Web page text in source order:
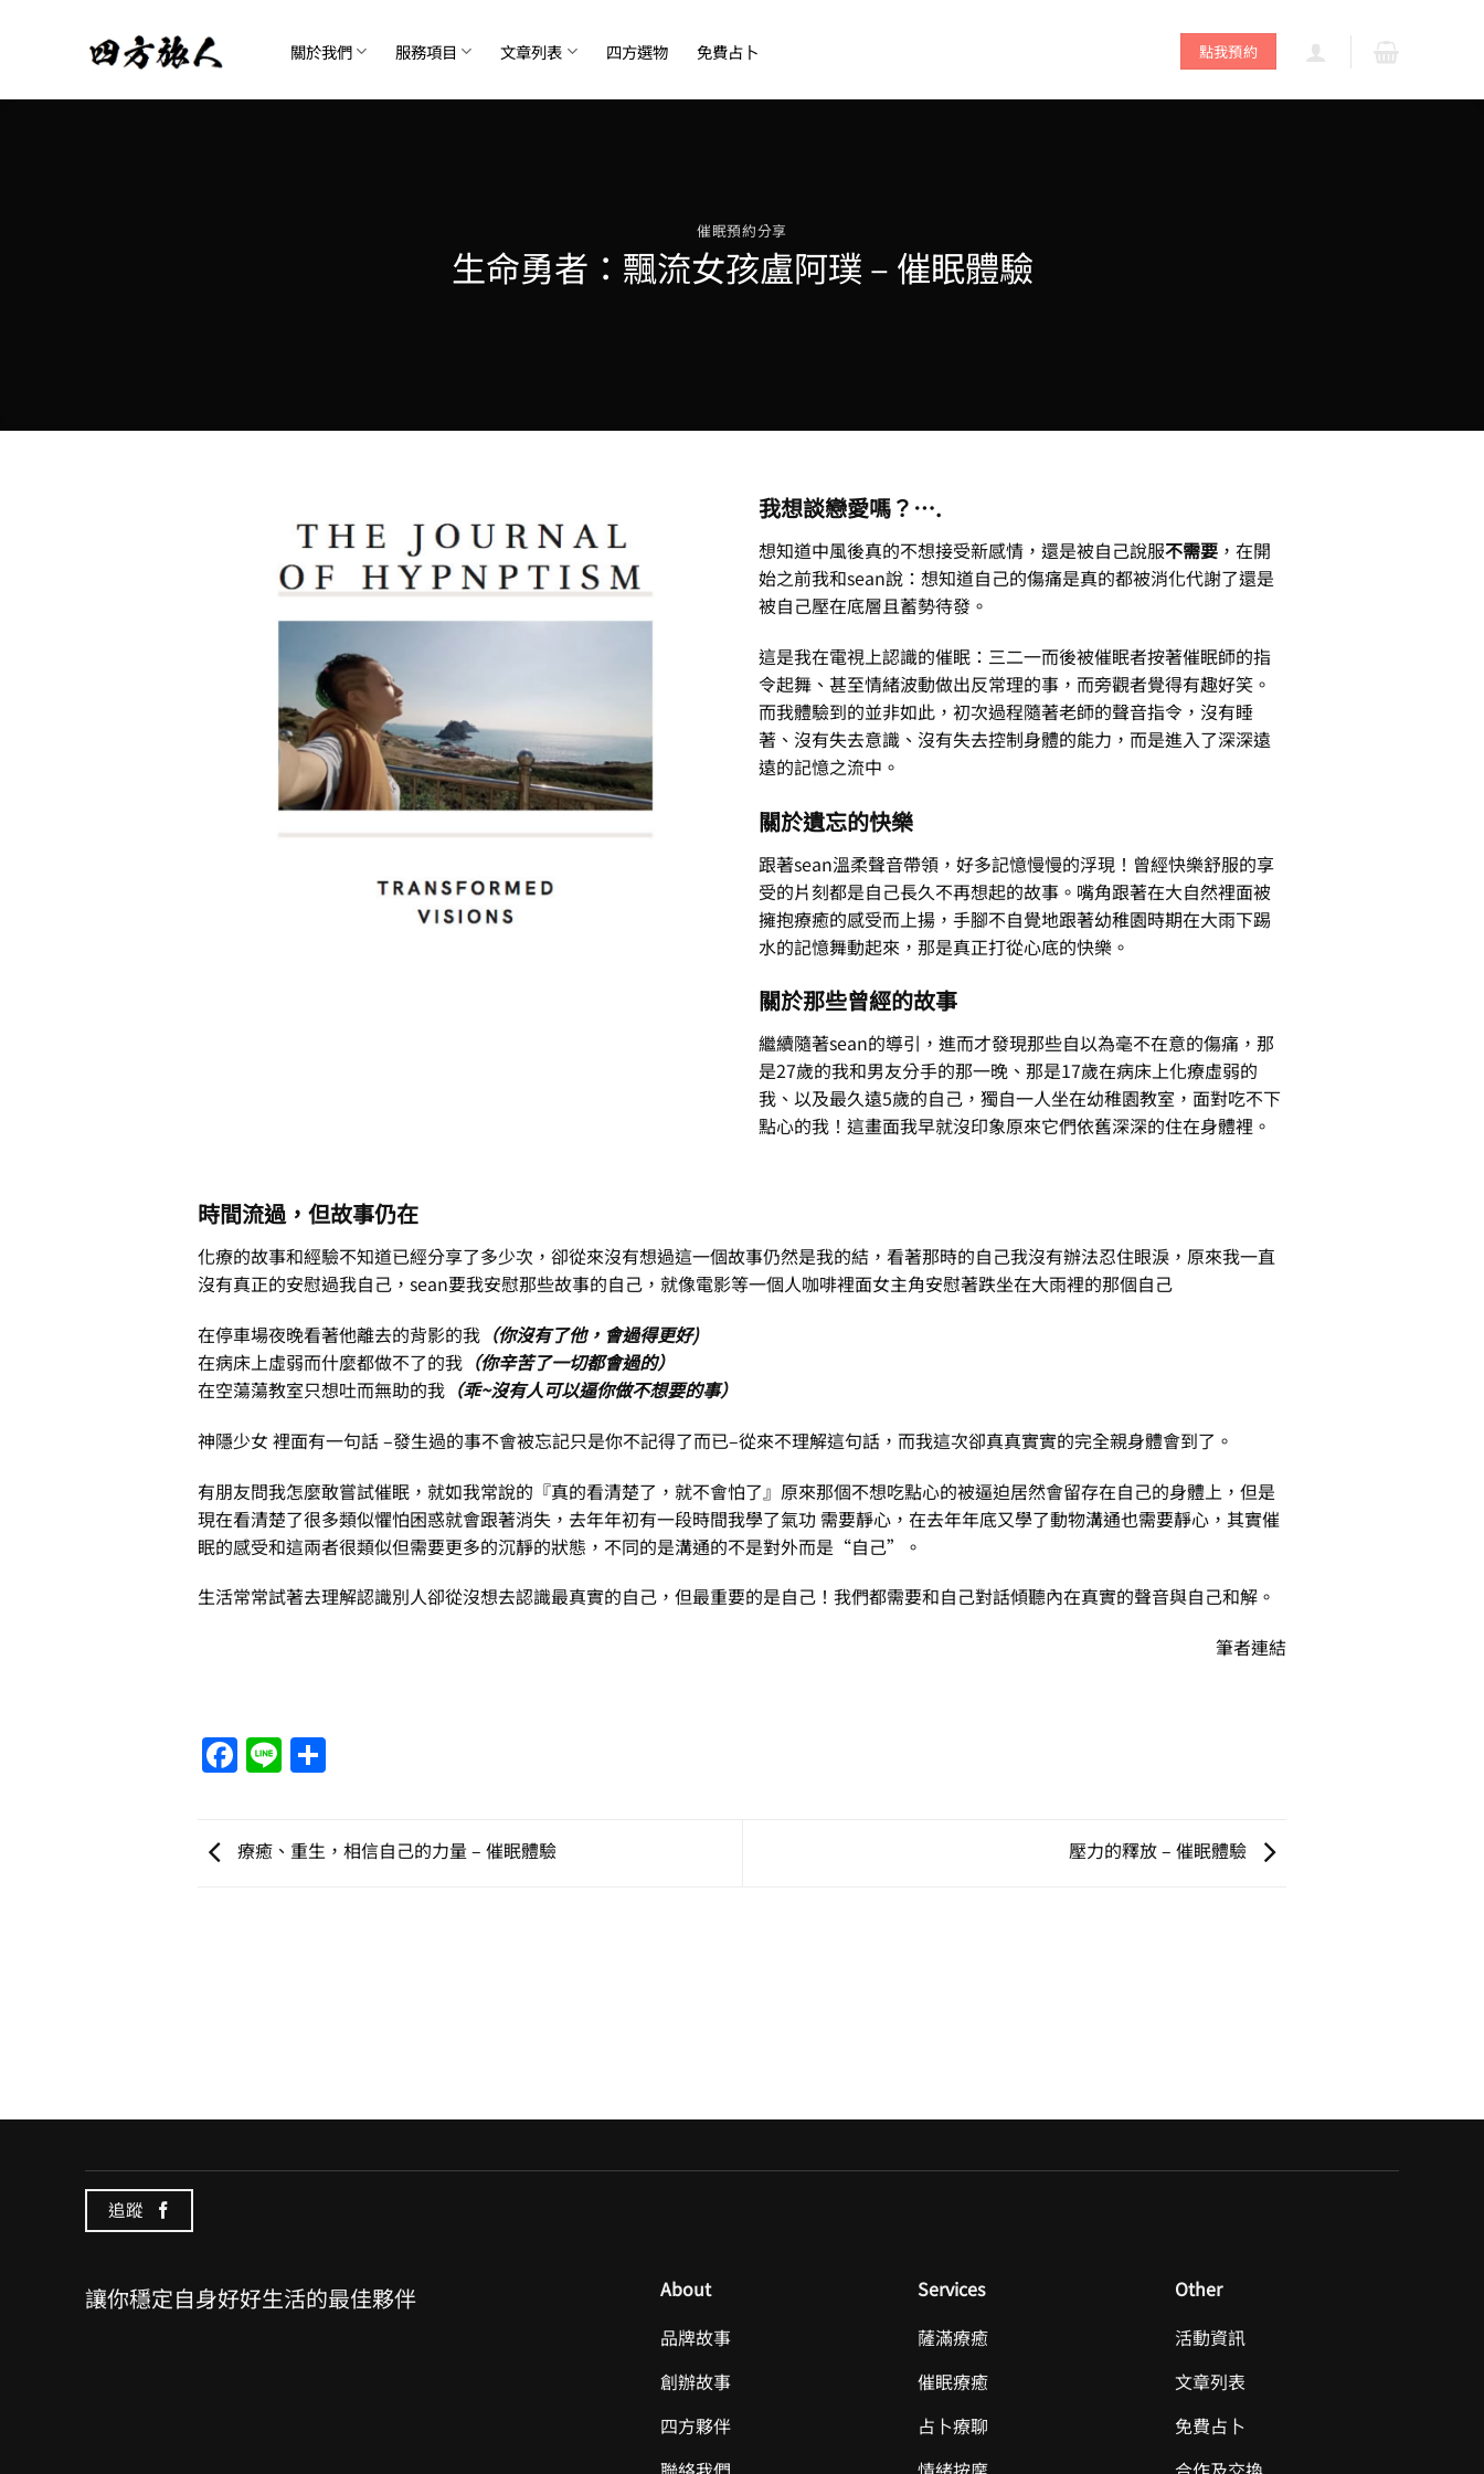
關於我們 服務項目 文章列表 四方選物 免費占卜 點我預約
催眠預約分享
生命勇者：飄流女孩盧阿璞 – 催眠體驗
我想談戀愛嗎？….
想知道中風後真的不想接受新感情，還是被自己說服不需要 ，在開
始之前我和sean說：想知道自己的傷痛是真的都被消化代謝了還是
被自己壓在底層且蓄勢待發。
這是我在電視上認識的催眠：三二一而後被催眠者按著催眠師的指
令起舞、甚至情緒波動做出反常理的事，而旁觀者覺得有趣好笑。
而我體驗到的並非如此，初次過程隨著老師的聲音指令，沒有睡
著、沒有失去意識、沒有失去控制身體的能力，而是進入了深深遠
遠的記憶之流中。
關於遺忘的快樂
跟著sean溫柔聲音帶領，好多記憶慢慢的浮現！曾經快樂舒服的享
受的片刻都是自己長久不再想起的故事。嘴角跟著在大自然裡面被
擁抱療癒的感受而上揚，手腳不自覺地跟著幼稚園時期在大雨下踢
水的記憶舞動起來，那是真正打從心底的快樂。
關於那些曾經的故事
繼續隨著sean的導引，進而才發現那些自以為毫不在意的傷痛，那
是27歲的我和男友分手的那一晚、那是17歲在病床上化療虛弱的
我、以及最久遠5歲的自己，獨自一人坐在幼稚園教室，面對吃不下
點心的我！這畫面我早就沒印象原來它們依舊深深的住在身體裡。
時間流過，但故事仍在
化療的故事和經驗不知道已經分享了多少次，卻從來沒有想過這一個故事仍然是我的結，看著那時的自己我沒有辦法忍住眼淚，原來我一直
沒有真正的安慰過我自己，sean要我安慰那些故事的自己，就像電影等一個人咖啡裡面女主角安慰著跌坐在大雨裡的那個自己
在停車場夜晚看著他離去的背影的我（你沒有了他，會過得更好)
在病床上虛弱而什麼都做不了的我（你辛苦了一切都會過的）
在空蕩蕩教室只想吐而無助的我（乖~沒有人可以逼你做不想要的事）
神隱少女 裡面有一句話 –發生過的事不會被忘記只是你不記得了而已–從來不理解這句話，而我這次卻真真實實的完全親身體會到了。
有朋友問我怎麼敢嘗試催眠，就如我常說的『真的看清楚了，就不會怕了』原來那個不想吃點心的被逼迫居然會留存在自己的身體上，但是
現在看清楚了很多類似懼怕困惑就會跟著消失，去年年初有一段時間我學了氣功 需要靜心，在去年年底又學了動物溝通也需要靜心，其實催
眠的感受和這兩者很類似但需要更多的沉靜的狀態，不同的是溝通的不是對外而是“自己”。
生活常常試著去理解認識別人卻從沒想去認識最真實的自己，但最重要的是自己！我們都需要和自己對話傾聽內在真實的聲音與自己和解。
筆者連結
Facebook
Line分
療癒、重生，相信自己的力量 – 催眠體驗 壓力的釋放 – 催眠體驗
追蹤
讓你穩定自身好好生活的最佳夥伴
About
品牌故事
創辦故事
四方夥伴
Services
薩滿療癒
催眠療癒
占卜療聊
Other
活動資訊
文章列表
免費占卜